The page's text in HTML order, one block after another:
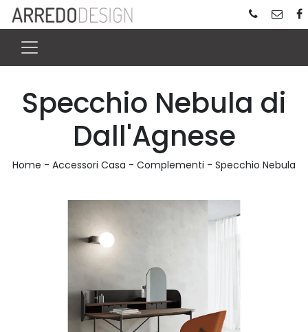
Specchio Nebula di
Dall'Agnese
Home - Accessori Casa - Complementi - Specchio Nebula